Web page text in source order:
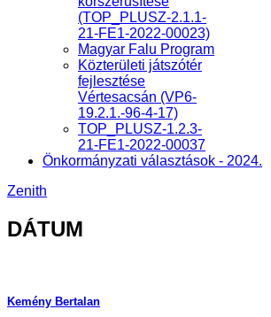
(TOP_PLUSZ-2.1.1-
21-FE1-2022-00023)
Magyar Falu Program
Közterületi játszótér
fejlesztése
Vértesacsán (VP6-
19.2.1.-96-4-17)
TOP_PLUSZ-1.2.3-
21-FE1-2022-00037
Önkormányzati választások - 2024.
Zenith
DÁTUM
Kemény Bertalan